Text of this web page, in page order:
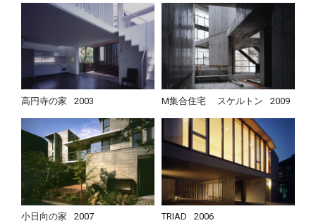
高円寺の家 2003 M集合住宅 スケルトン 2009
小日向の家 2007 TRIAD 2006